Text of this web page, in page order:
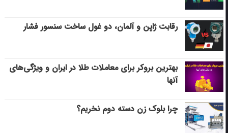
رقابت ژاپن و آلمان، دو غول ساخت سنسور فشار
بهترین بروکر برای معاملات طلا در ایران و ویژگی‌های
آنها
چرا بلوک زن دسته دوم نخریم؟